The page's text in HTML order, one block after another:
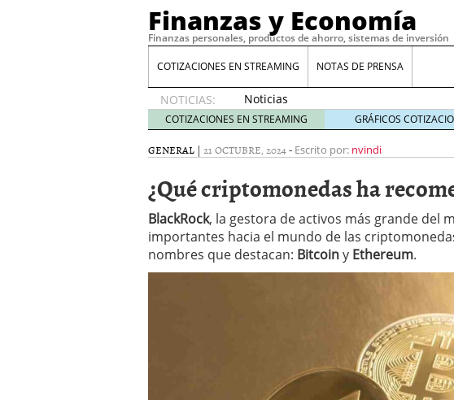
Finanzas y Economía
Finanzas personales, productos de ahorro, sistemas de inversión
COTIZACIONES EN STREAMING NOTAS DE PRENSA
NOTICIAS:
Noticias
de XRP
por qué
las
de
whales
suelen
llegar
tarde 16
de abril
de 2026
12 de diciembre
Meses sin intereses: Cómo aprovechar
24 de noviembre de 2025
Planificar tu herencia también es una
a los costes 21 de noviembre de 2025
¿Cuánto cuesta un software punto de
COTIZACIONES EN STREAMING GRÁFICOS
GENERAL | 21 OCTUBRE, 2024- Escrito por: nvindi
¿Qué criptomonedas ha
BlackRock, la gestora de activos más grande del
importantes hacia el mundo de las
nombres que destacan: Bitcoiny Ethereum.